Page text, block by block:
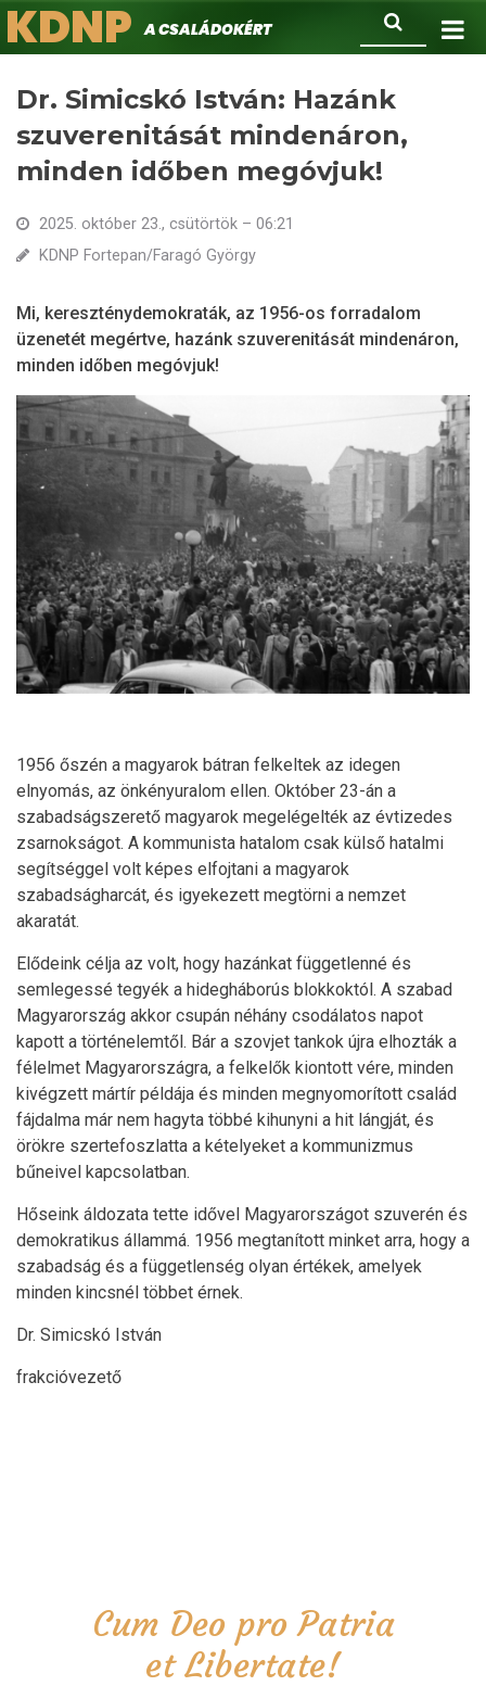
Ugrás
a
Keresés
KDNPA családokért.
Dr. Simicskó István: Hazánk
szuverenitását mindenáron,
minden időben megóvjuk!
2025. október 23., csütörtök – 06:21
KDNP Fortepan/Faragó György
Mi, kereszténydemokraták, az 1956-os forradalom
üzenetét megértve, hazánk szuverenitását mindenáron,
minden időben megóvjuk!
1956 őszén a magyarok bátran felkeltek az idegen
elnyomás, az önkényuralom ellen. Október 23-án a
szabadságszerető magyarok megelégelték az évtizedes
zsarnokságot. A kommunista hatalom csak külső hatalmi
segítséggel volt képes elfojtani a magyarok
szabadságharcát, és igyekezett megtörni a nemzet
akaratát.
Elődeink célja az volt, hogy hazánkat függetlenné és
semlegessé tegyék a hidegháborús blokkoktól. A szabad
Magyarország akkor csupán néhány csodálatos napot
kapott a történelemtől. Bár a szovjet tankok újra elhozták a
félelmet Magyarországra, a felkelők kiontott vére, minden
kivégzett mártír példája és minden megnyomorított család
fájdalma már nem hagyta többé kihunyni a hit lángját, és
örökre szertefoszlatta a kételyeket a kommunizmus
bűneivel kapcsolatban.
Hőseink áldozata tette idővel Magyarországot szuverén és
demokratikus állammá. 1956 megtanított minket arra, hogy a
szabadság és a függetlenség olyan értékek, amelyek
minden kincsnél többet érnek.
Dr. Simicskó István
frakcióvezető
Cum Deo pro Patria
et Libertate!